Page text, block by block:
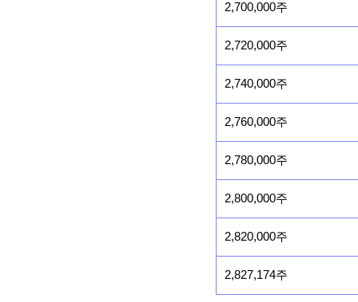
2,700,000주
2,720,000주
2,740,000주
2,760,000주
2,780,000주
2,800,000주
2,820,000주
2,827,174주